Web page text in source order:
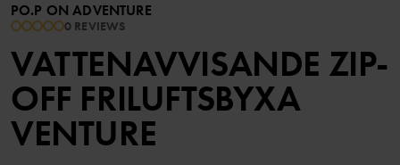
PO.P ON ADVENTURE
0 REVIEWS
VATTENAVVISANDE ZIP-
OFF FRILUFTSBYXA
VENTURE